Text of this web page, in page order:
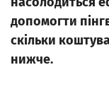
допомогти
скільки
нижче.